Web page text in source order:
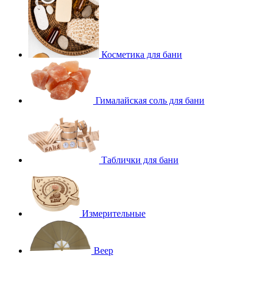
Косметика для бани
Гималайская соль для бани
Таблички для бани
Измерительные
Веер